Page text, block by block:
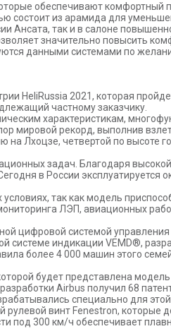
обеспечивают комфортный
состоит из арамида для
Ансата, так и в салоне
значительно повысить
данными системами по
HeliRussia 2021, которая
частному заказчику.
характеристикам,
мировой рекорд, выполнив
Лхоцзе, четвертой по высоте
задач. Благодаря
в России эксплуатируется
так как модель
ЛЭП, авиационных
цифровой системой
системе индикации VEMD®,
более 4 000 машин этого
будет представлена
Airbus получил 68
специально для
винт Fenestron, которые
под 300 км/ч обеспечивает